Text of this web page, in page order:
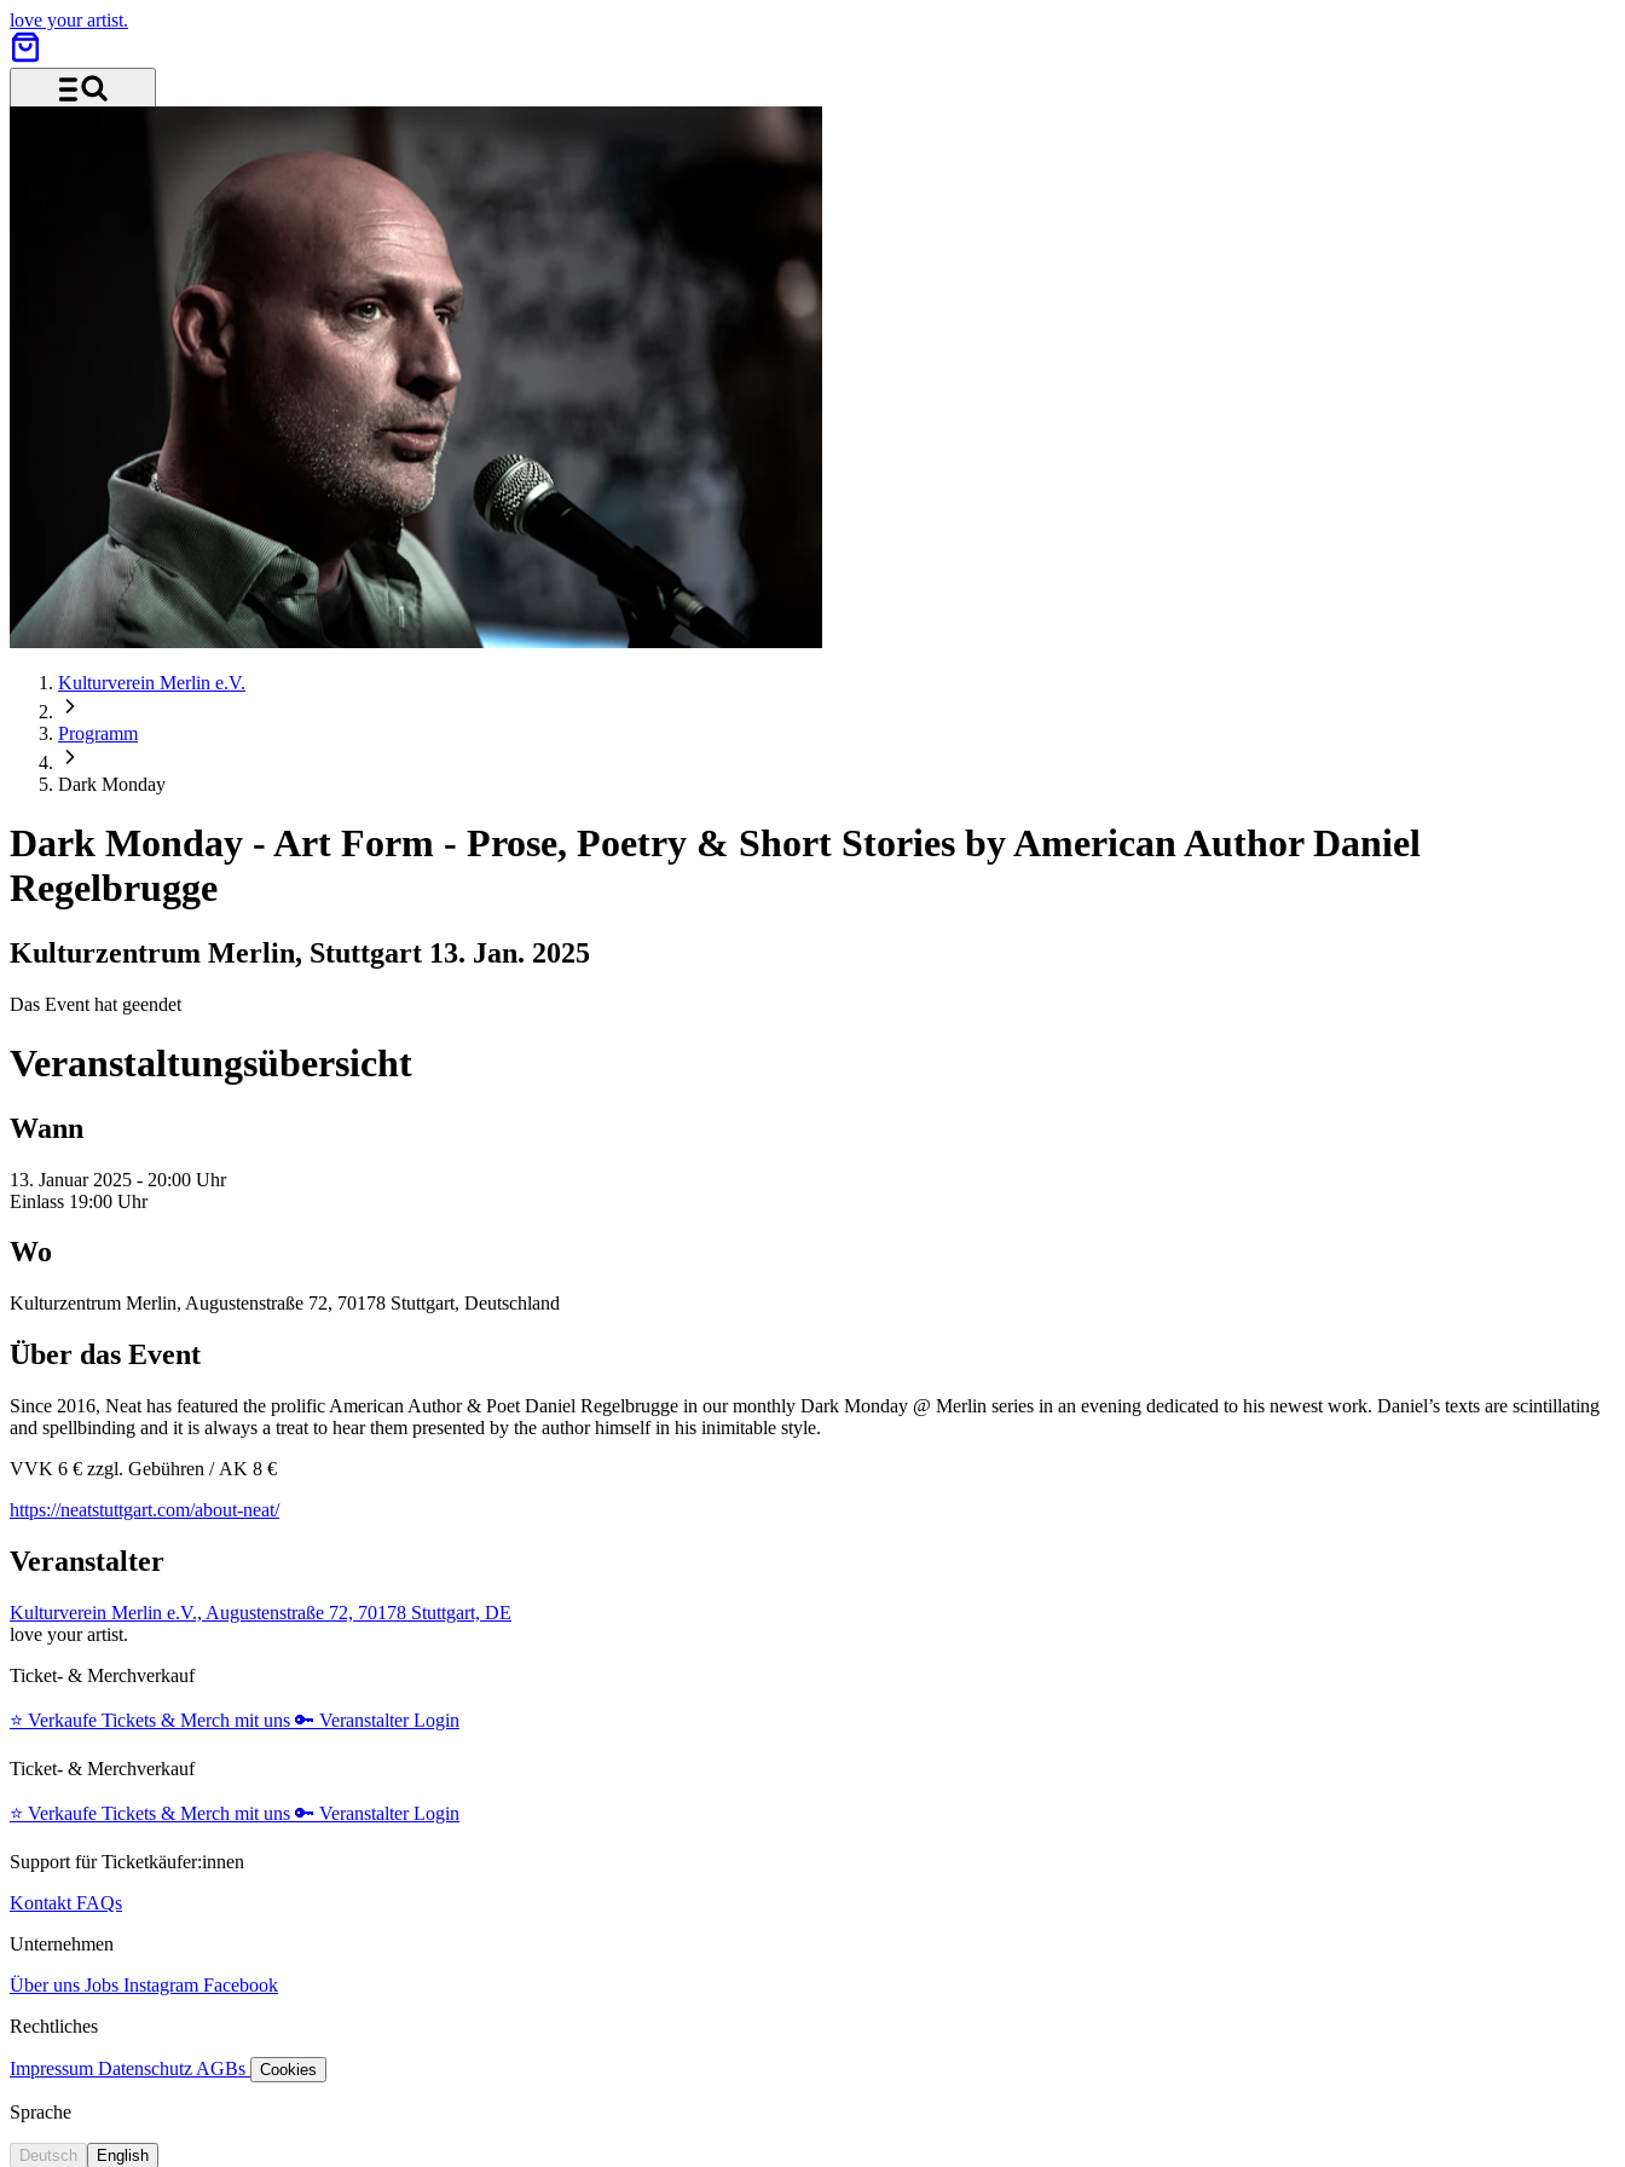
love your artist.
Kulturverein Merlin e.V.
Programm
Dark Monday
Dark Monday -Art Form - Prose, Poetry & Short Stories by American Author Daniel
Regelbrugge
Kulturzentrum Merlin, Stuttgart 13. Jan. 2025
Das Event hat geendet
Veranstaltungsübersicht
Wann
13. Januar 2025 - 20:00 Uhr
Einlass 19:00 Uhr
Wo
Kulturzentrum Merlin, Augustenstraße 72, 70178 Stuttgart, Deutschland
Über das Event
Since 2016, Neat has featured the prolific American Author & Poet Daniel Regelbrugge in our monthly Dark Monday @ Merlin series in an evening dedicated to his newest work. Daniel’s texts are scintillating
and spellbinding and it is always a treat to hear them presented by the author himself in his inimitable style.
VVK 6 € zzgl. Gebühren / AK 8 €
https://neatstuttgart.com/about-neat/
Veranstalter
Kulturverein Merlin e.V., Augustenstraße 72, 70178 Stuttgart, DE
love your artist.
Ticket- & Merchverkauf
⭐️ Verkaufe Tickets & Merch mit uns 🔑 Veranstalter Login
Ticket- & Merchverkauf
⭐️ Verkaufe Tickets & Merch mit uns 🔑 Veranstalter Login
Support für Ticketkäufer:innen
Kontakt FAQs
Unternehmen
Über uns Jobs Instagram Facebook
Rechtliches
Impressum Datenschutz AGBs Cookies
Sprache
Deutsch English